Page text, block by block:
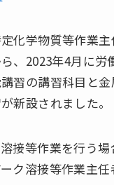
化学物質等作業
、2023年4月に
習の講習科目と
新設されました。
接等作業を行う
ク溶接等作業主